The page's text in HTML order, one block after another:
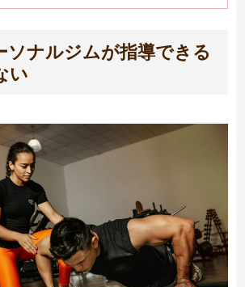
ソナルジムが指導できる
い